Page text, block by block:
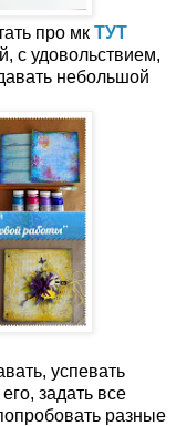
про мк ТУТ
с удовольствием,
небольшой
успевать
задать все
разные